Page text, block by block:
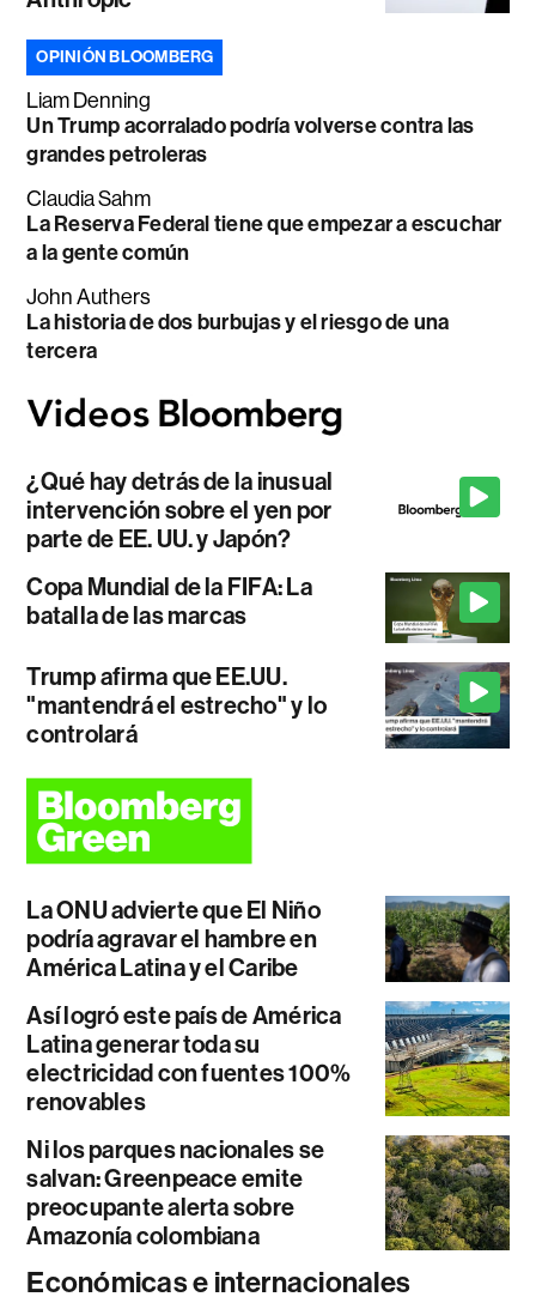
OPINIÓN BLOOMBERG
Liam Denning
Un Trump acorralado podría volverse contra las
grandes petroleras
Claudia Sahm
La Reserva Federal tiene que empezar a escuchar
a la gente común
John Authers
La historia de dos burbujas y el riesgo de una
tercera
¿Qué hay detrás de la inusual
intervención sobre el yen por
parte de EE. UU. y Japón?
Copa Mundial de la FIFA: La
batalla de las marcas
Trump afirma que EE.UU.
"mantendrá el estrecho" y lo
controlará
La ONU advierte que El Niño
podría agravar el hambre en
América Latina y el Caribe
Así logró este país de América
Latina generar toda su
electricidad con fuentes 100%
renovables
Ni los parques nacionales se
salvan: Greenpeace emite
preocupante alerta sobre
Amazonía colombiana
Económicas e internacionales